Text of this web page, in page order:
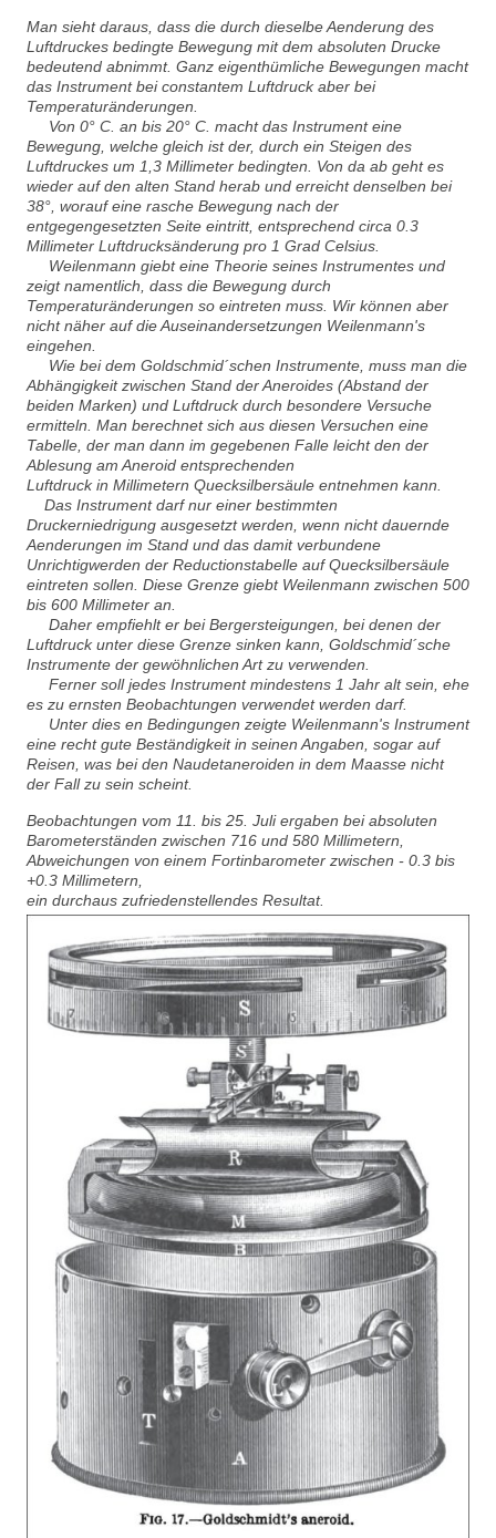
Man sieht daraus, dass die durch dieselbe Aenderung des
Luftdruckes bedingte Bewegung mit dem absoluten Drucke
bedeutend abnimmt. Ganz eigenthümliche Bewegungen macht
das Instrument bei constantem Luftdruck aber bei
Temperaturänderungen.
Von 0° C. an bis 20° C. macht das Instrument eine
Bewegung, welche gleich ist der, durch ein Steigen des
Luftdruckes um 1,3 Millimeter bedingten. Von da ab geht es
wieder auf den alten Stand herab und erreicht denselben bei
38°, worauf eine rasche Bewegung nach der
entgegengesetzten Seite eintritt, entsprechend circa 0.3
Millimeter Luftdrucksänderung pro 1 Grad Celsius.
Weilenmann giebt eine Theorie seines Instrumentes und
zeigt namentlich, dass die Bewegung durch
Temperaturänderungen so eintreten muss. Wir können aber
nicht näher auf die Auseinandersetzungen Weilenmann's
eingehen.
Wie bei dem Goldschmid´schen Instrumente, muss man die
Abhängigkeit zwischen Stand der Aneroides (Abstand der
beiden Marken) und Luftdruck durch besondere Versuche
ermitteln. Man berechnet sich aus diesen Versuchen eine
Tabelle, der man dann im gegebenen Falle leicht den der
Ablesung am Aneroid entsprechenden
Luftdruck in Millimetern Quecksilbersäule entnehmen kann.
Das Instrument darf nur einer bestimmten
Druckerniedrigung ausgesetzt werden, wenn nicht dauernde
Aenderungen im Stand und das damit verbundene
Unrichtigwerden der Reductionstabelle auf Quecksilbersäule
eintreten sollen. Diese Grenze giebt Weilenmann zwischen 500
bis 600 Millimeter an.
Daher empfiehlt er bei Bergersteigungen, bei denen der
Luftdruck unter diese Grenze sinken kann, Goldschmid´sche
Instrumente der gewöhnlichen Art zu verwenden.
Ferner soll jedes Instrument mindestens 1 Jahr alt sein, ehe
es zu ernsten Beobachtungen verwendet werden darf.
Unter dies en Bedingungen zeigte Weilenmann's Instrument
eine recht gute Beständigkeit in seinen Angaben, sogar auf
Reisen, was bei den Naudetaneroiden in dem Maasse nicht
der Fall zu sein scheint.
Beobachtungen vom 11. bis 25. Juli ergaben bei absoluten
Barometerständen zwischen 716 und 580 Millimetern,
Abweichungen von einem Fortinbarometer zwischen - 0.3 bis
+0.3 Millimetern,
ein durchaus zufriedenstellendes Resultat.